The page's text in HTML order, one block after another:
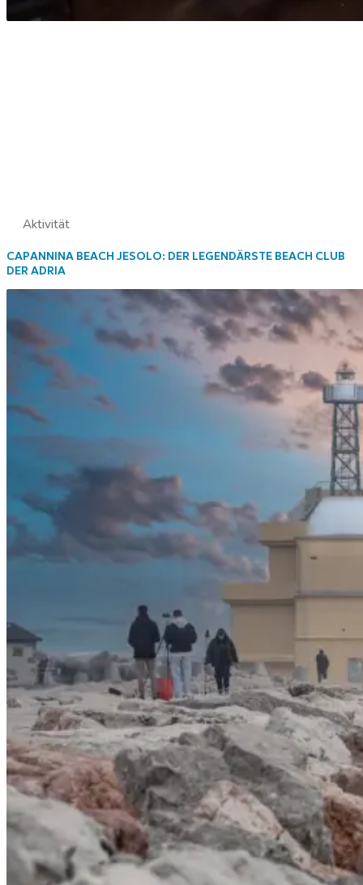
Aktivität
CAPANNINA BEACH JESOLO: DER LEGENDÄRSTE BEACH CLUB
DER ADRIA